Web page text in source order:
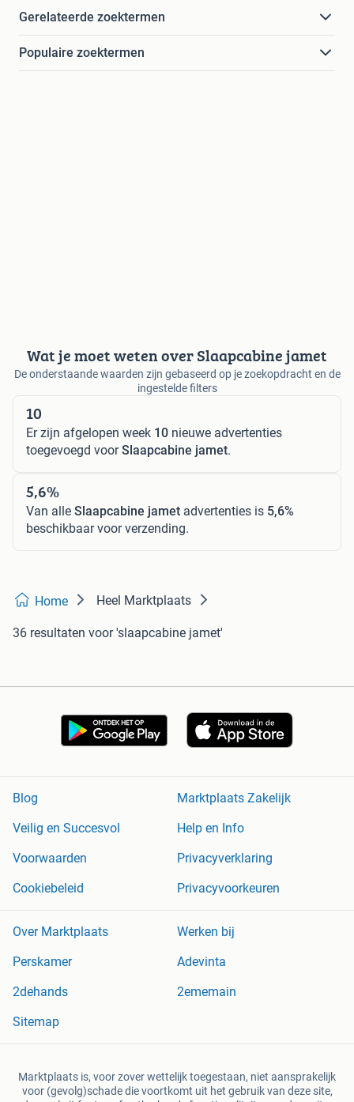
Gerelateerde zoektermen
Populaire zoektermen
Wat je moet weten over Slaapcabine jamet
De onderstaande waarden zijn gebaseerd op je zoekopdracht en de
ingestelde filters
10
Er zijn afgelopen week 10 nieuwe advertenties
toegevoegd voorSlaapcabine jamet.
5,6%
Van alle Slaapcabine jamet advertenties is 5,6%
beschikbaar voor verzending.
Home Heel Marktplaats
36 resultaten voor 'slaapcabine jamet'
Blog
Marktplaats Zakelijk
Veilig en Succesvol
Help en Info
Voorwaarden
Privacyverklaring
Cookiebeleid
Privacyvoorkeuren
Over Marktplaats
Werken bij
Perskamer
Adevinta
2dehands
2ememain
Sitemap
Marktplaats is, voor zover wettelijk toegestaan, niet aansprakelijk
voor (gevolg)schade die voortkomt uit het gebruik van deze site,